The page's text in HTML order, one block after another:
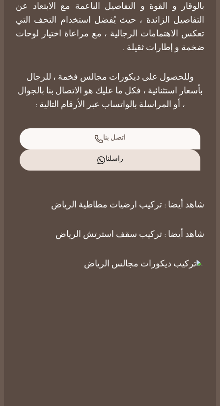
بالوقار و القوة و التفاصيل الناعمة مع الابتعاد عن
التفاصيل الزائدة ، حيث يُفضل استخدام التحف التي
تعكس الاهتمامات الرجالية ، مع مراعاة اختيار لوحات
ضخمة و إطارات ثقيلة .
وللحصول على ديكورات مجالس فخمة ، للرجال
بأسعار استثنائية ، فكل ما عليك هو الاتصال بنا بالجوال
، أو المراسلة بالواتساب عبر الأرقام التالية :
اتصل بنا
راسلنا
شاهد أيضا : تركيب ارضيات مطاطية الرياض
شاهد أيضا : تركيب سقف استرتش الرياض